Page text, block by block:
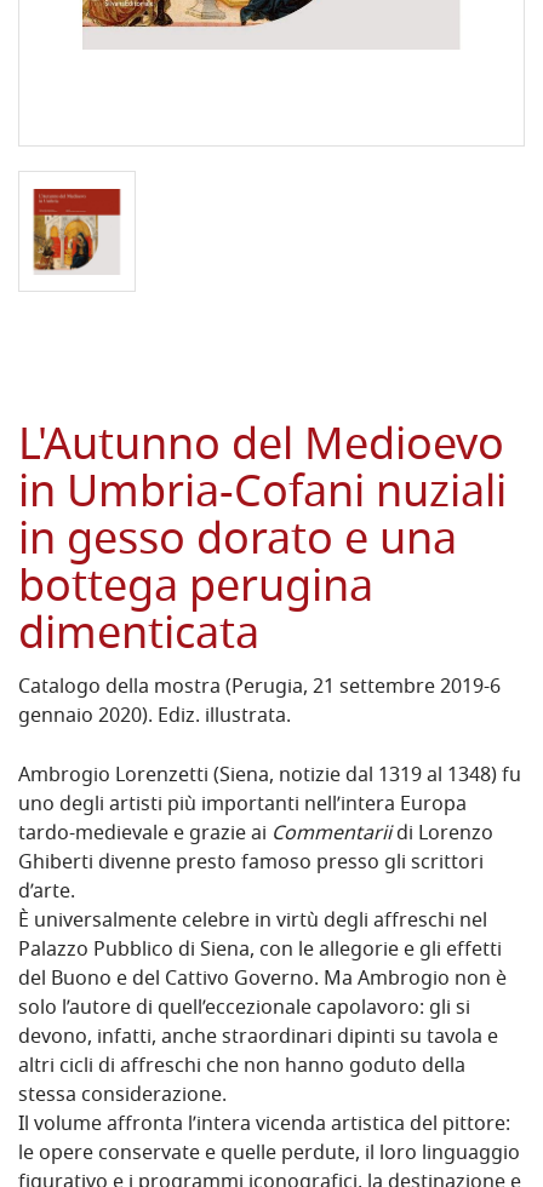
L'Autunno del Medioevo
in Umbria-Cofani nuziali
in gesso dorato e una
bottega perugina
dimenticata
Catalogo della mostra (Perugia, 21 settembre 2019-6
gennaio 2020). Ediz. illustrata.
Ambrogio Lorenzetti (Siena, notizie dal 1319 al 1348) fu
uno degli artisti più importanti nell’intera Europa
tardo-medievale e grazie ai Commentariidi Lorenzo
Ghiberti divenne presto famoso presso gli scrittori
d’arte.
È universalmente celebre in virtù degli affreschi nel
Palazzo Pubblico di Siena, con le allegorie e gli effetti
del Buono e del Cattivo Governo. Ma Ambrogio non è
solo l’autore di quell’eccezionale capolavoro: gli si
devono, infatti, anche straordinari dipinti su tavola e
altri cicli di affreschi che non hanno goduto della
stessa considerazione.
Il volume affronta l’intera vicenda artistica del pittore:
le opere conservate e quelle perdute, il loro linguaggio